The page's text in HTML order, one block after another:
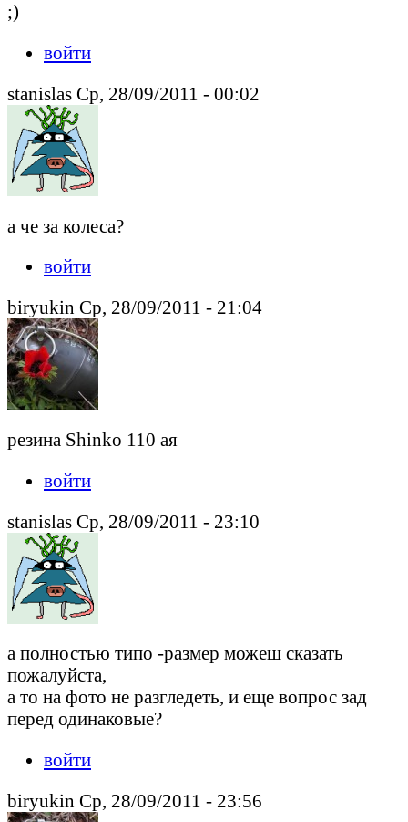
;)
войти
stanislas Ср, 28/09/2011 - 00:02
а че за колеса?
войти
biryukin Ср, 28/09/2011 - 21:04
резина Shinko 110 ая
войти
stanislas Ср, 28/09/2011 - 23:10
а полностью типо -размер можеш сказать
пожалуйста,
а то на фото не разгледеть, и еще вопрос зад
перед одинаковые?
войти
biryukin Ср, 28/09/2011 - 23:56